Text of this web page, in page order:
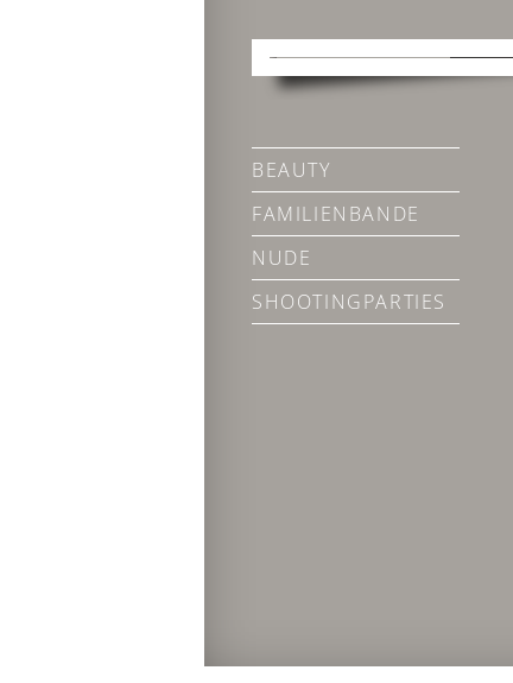
BEAUTY
FAMILIENBANDE
NUDE
SHOOTINGPARTIES